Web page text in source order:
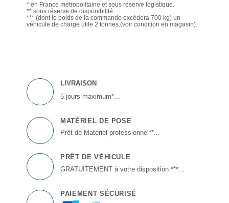
* en France métropolitaine et sous réserve logistique.
** sous réserve de disponibilité.
*** (dont le poids de la commande excèdera 700 kg) un
véhicule de charge utile 2 tonnes.(voir condition en magasin).
LIVRAISON
5 jours maximum*...
MATÉRIEL DE POSE
Prêt de Matériel professionnel**...
PRÊT DE VÉHICULE
GRATUITEMENT à votre disposition ***...
PAIEMENT SÉCURISÉ